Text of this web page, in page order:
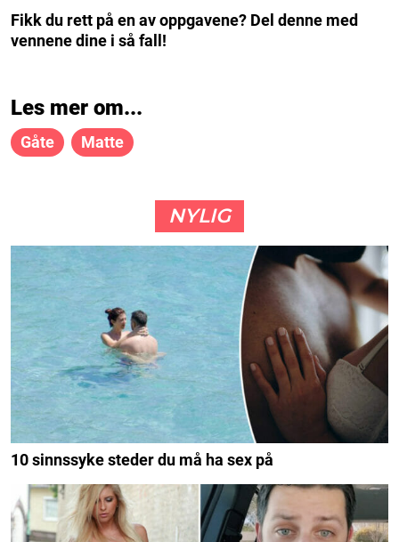
Fikk du rett på en av oppgavene? Del denne med
vennene dine i så fall!
Les mer om...
Gåte Matte
NYLIG
10 sinnssyke steder du må ha sex på